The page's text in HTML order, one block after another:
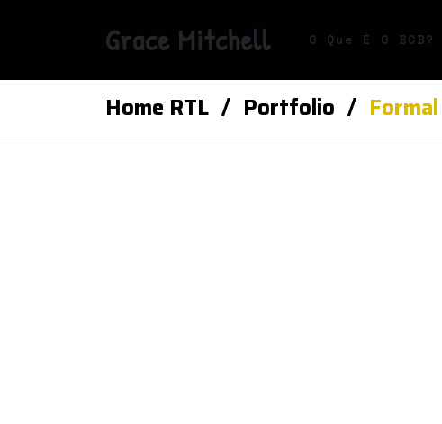
Grace Mitchell O Que É O BCB?
Home RTL Portfolio